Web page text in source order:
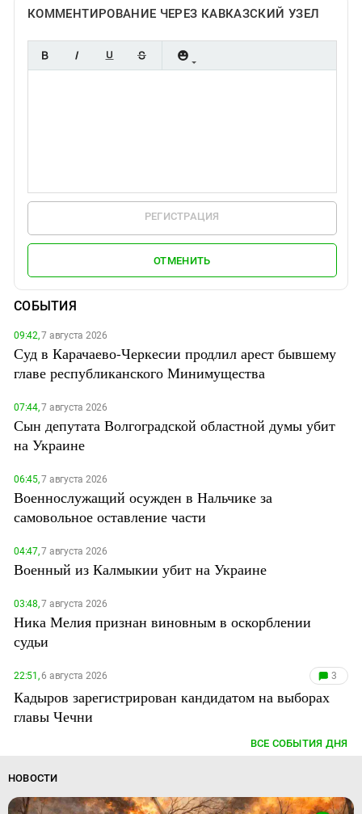
КОММЕНТИРОВАНИЕ ЧЕРЕЗ КАВКАЗСКИЙ УЗЕЛ
РЕГИСТРАЦИЯ
ОТМЕНИТЬ
СОБЫТИЯ
09:42,7 августа 2026
Суд в Карачаево-Черкесии продлил арест бывшему
главе республиканского Минимущества
07:44,7 августа 2026
Сын депутата Волгоградской областной думы убит
на Украине
06:45,7 августа 2026
Военнослужащий осужден в Нальчике за
самовольное оставление части
04:47,7 августа 2026
Военный из Калмыкии убит на Украине
03:48,7 августа 2026
Ника Мелия признан виновным в оскорблении
судьи
22:51,6 августа 2026 3
Кадыров зарегистрирован кандидатом на выборах
главы Чечни
ВСЕ СОБЫТИЯ ДНЯ
НОВОСТИ